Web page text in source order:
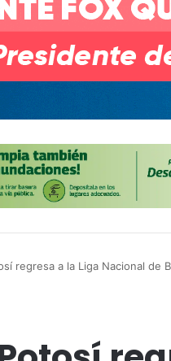
regresa a la Liga Nacional de